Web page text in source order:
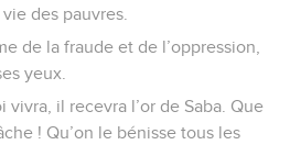
des pauvres.
de la fraude et de l’oppression,
yeux.
il recevra l’or de Saba. Que
! Qu’on le bénisse tous les